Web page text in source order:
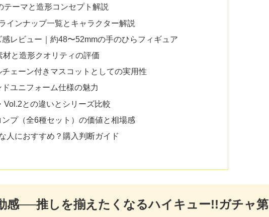
テーマと造形コンセプト解説
インナップ一覧とキャラクター解説
感レビュー｜約48〜52mmの手のひらフィギュア
材と造形クオリティの評価
チェーン付きマスコットとしての実用性
ドユニフォーム仕様の魅力
Vol.2との違いとシリーズ比較
ンプ（全6種セット）の価値と相場感
人におすすめ？購入判断ガイド
感──推しを揃えたくなるハイキュー!!ガチャ第